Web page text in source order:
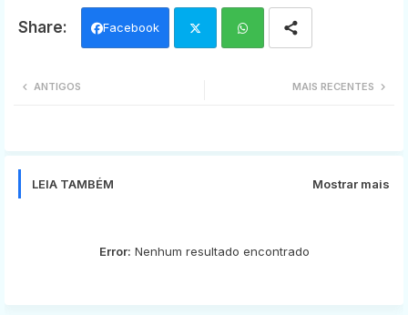
Facebook
MAIS RECENTES
ANTIGOS
LEIA TAMBÉM Mostrar mais
Error: Nenhum resultado encontrado